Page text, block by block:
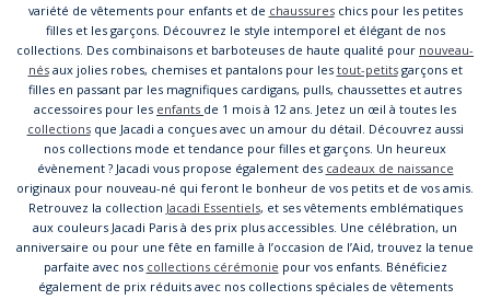
variété de vêtements pour enfants et de chaussureschics pour les petites
filles et les garçons. Découvrez le style intemporel et élégant de nos
collections. Des combinaisons et barboteuses de haute qualité pour nouveau-
nésaux jolies robes, chemises et pantalons pour les tout-petitsgarçons et
filles en passant par les magnifiques cardigans, pulls, chaussettes et autres
accessoires pour les enfants de 1 mois à 12 ans. Jetez un œil à toutes les
collectionsque Jacadi a conçues avec un amour du détail. Découvrez aussi
nos collections mode et tendance pour filles et garçons. Un heureux
évènement ? Jacadi vous propose également des cadeaux de naissance
originaux pour nouveau-né qui feront le bonheur de vos petits et de vos amis.
Retrouvez la collection Jacadi Essentiels, et ses vêtements emblématiques
aux couleurs Jacadi Paris à des prix plus accessibles. Une célébration, un
anniversaire ou pour une fête en famille à l’occasion de l’Aid, trouvez la tenue
parfaite avec nos collections cérémonie pour vos enfants. Bénéficiez
également de prix réduits avec nos collections spéciales de vêtements